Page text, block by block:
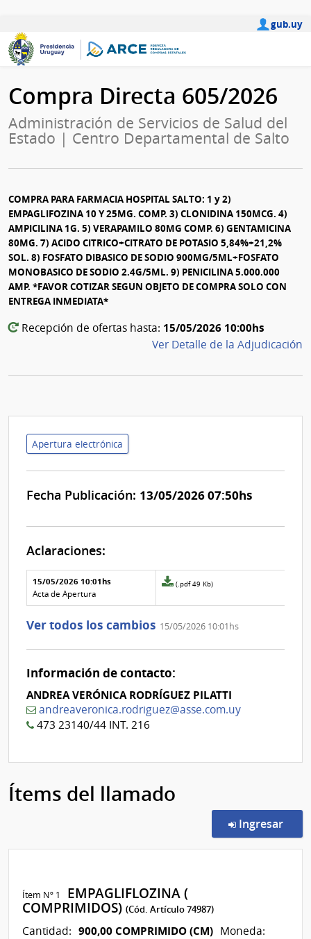
gub.uy
Compra Directa 605/2026
Administración de Servicios de Salud del
Estado | Centro Departamental de Salto
COMPRA PARA FARMACIA HOSPITAL SALTO: 1 y 2)
EMPAGLIFOZINA 10 Y 25MG. COMP. 3) CLONIDINA 150MCG. 4)
AMPICILINA 1G. 5) VERAPAMILO 80MG COMP. 6) GENTAMICINA
80MG. 7) ACIDO CITRICO+CITRATO DE POTASIO 5,84%+21,2%
SOL. 8) FOSFATO DIBASICO DE SODIO 900MG/5ML+FOSFATO
MONOBASICO DE SODIO 2.4G/5ML. 9) PENICILINA 5.000.000
AMP. *FAVOR COTIZAR SEGUN OBJETO DE COMPRA SOLO CON
ENTREGA INMEDIATA*
Recepción de ofertas hasta: 15/05/2026 10:00hs
Ver Detalle de la Adjudicación
Apertura electrónica
Fecha Publicación: 13/05/2026 07:50hs
Aclaraciones:
Aclaraciones del llamado
Fecha y
texto de
la
Archivo
de la
15/05/2026 10:01hs
Acta de Apertura
Archivo
de
aclaración
0
(.pdf 49 Kb)
Ver todos los cambios 15/05/2026 10:01hs
Información de contacto:
ANDREA VERÓNICA RODRÍGUEZ PILATTI
andreaveronica.rodriguez@asse.com.uy
473 23140/44 INT. 216
Ítems del llamado
Ingresar
Ítem Nº 1
EMPAGLIFLOZINA (
COMPRIMIDOS)(Cód. Artículo 74987)
Cantidad: 900,00 COMPRIMIDO (CM) Moneda: